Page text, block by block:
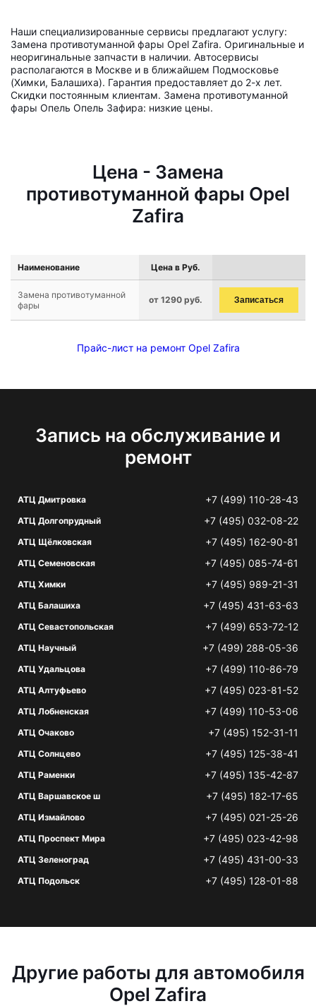
Наши специализированные сервисы предлагают услугу:
Замена противотуманной фары Opel Zafira. Оригинальные и
неоригинальные запчасти в наличии. Автосервисы
располагаются в Москве и в ближайшем Подмосковье
(Химки, Балашиха). Гарантия предоставляет до 2-х лет.
Скидки постоянным клиентам. Замена противотуманной
фары Опель Опель Зафира: низкие цены.
Цена - Замена
противотуманной фары Opel
Zafira
Наименование Цена в Руб.
Замена противотуманной
фары
от 1290 руб. Записаться
Прайс-лист на ремонт Opel Zafira
Запись на обслуживание и
ремонт
АТЦ Дмитровка +7 (499) 110-28-43
АТЦ Долгопрудный +7 (495) 032-08-22
АТЦ Щёлковская +7 (495) 162-90-81
АТЦ Семеновская +7 (495) 085-74-61
АТЦ Химки +7 (495) 989-21-31
АТЦ Балашиха +7 (495) 431-63-63
АТЦ Севастопольская +7 (499) 653-72-12
АТЦ Научный +7 (499) 288-05-36
АТЦ Удальцова +7 (499) 110-86-79
АТЦ Алтуфьево +7 (495) 023-81-52
АТЦ Лобненская +7 (499) 110-53-06
АТЦ Очаково +7 (495) 152-31-11
АТЦ Солнцево +7 (495) 125-38-41
АТЦ Раменки +7 (495) 135-42-87
АТЦ Варшавское ш +7 (495) 182-17-65
АТЦ Измайлово +7 (495) 021-25-26
АТЦ Проспект Мира +7 (495) 023-42-98
АТЦ Зеленоград +7 (495) 431-00-33
АТЦ Подольск +7 (495) 128-01-88
Другие работы для автомобиля
Opel Zafira